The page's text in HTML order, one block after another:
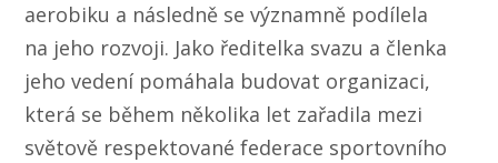
aerobiku a následně se významně podílela
na jeho rozvoji. Jako ředitelka svazu a členka
jeho vedení pomáhala budovat organizaci,
která se během několika let zařadila mezi
světově respektované federace sportovního